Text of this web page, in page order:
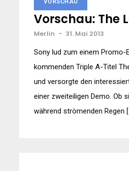
VORSCHAU
Vorschau: The
Merlin - 31. Mai 2013
Sony lud zum einem Promo-
kommenden Triple A-Titel
und versorgte den
einer zweiteiligen Demo. Ob
während strömenden Regen